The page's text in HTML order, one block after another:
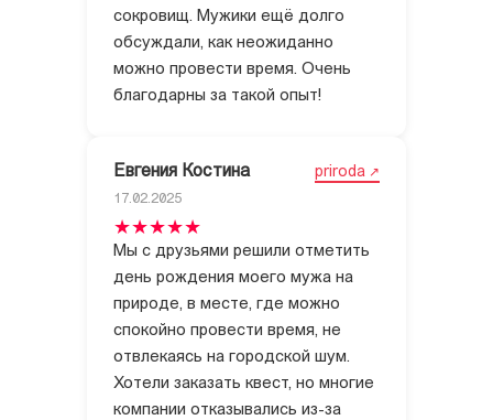
сокровищ. Мужики ещё долго
обсуждали, как неожиданно
можно провести время. Очень
Евгения Костина priroda
17.02.2025
Мы с друзьями решили отметить
день рождения моего мужа на
природе, в месте, где можно
спокойно провести время, не
отвлекаясь на городской шум.
Хотели заказать квест, но многие
компании отказывались из-за